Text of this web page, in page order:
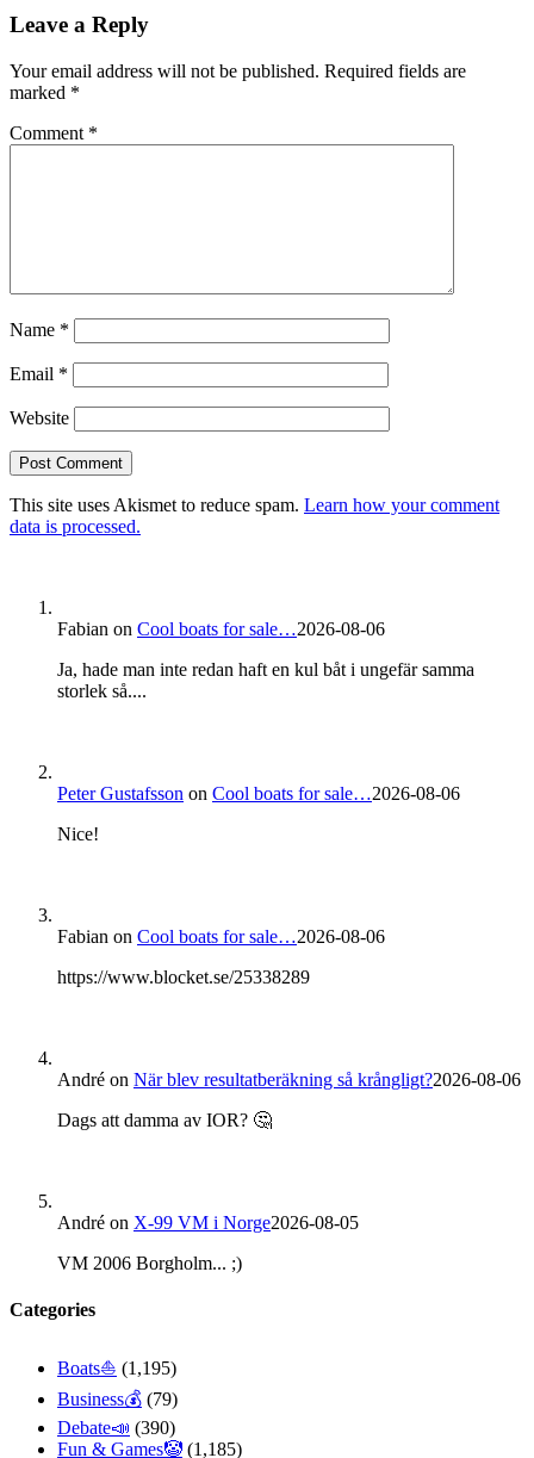
Leave a Reply
Your email address will not be published. Required fields are
marked *
Comment *
Name *
Email *
Website
This site uses Akismet to reduce spam. Learn how your comment
data is processed.
Fabian on Cool boats for sale…2026-08-06
Ja, hade man inte redan haft en kul båt i ungefär samma
storlek så....
Peter Gustafsson on Cool boats for sale…2026-08-06
Nice!
Fabian on Cool boats for sale…2026-08-06
https://www.blocket.se/25338289
André on När blev resultatberäkning så krångligt?2026-08-06
Dags att damma av IOR? 🤔
André on X-99 VM i Norge2026-08-05
VM 2006 Borgholm... ;)
Categories
Boats⛵️ (1,195)
Business💰 (79)
Debate📣 (390)
Fun & Games🤡 (1,185)